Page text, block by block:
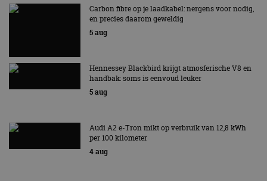
Carbon fibre op je laadkabel: nergens voor nodig,
en precies daarom geweldig
5 aug
Hennessey Blackbird krijgt atmosferische V8 en
handbak: soms is eenvoud leuker
5 aug
Audi A2 e-Tron mikt op verbruik van 12,8 kWh
per 100 kilometer
4 aug